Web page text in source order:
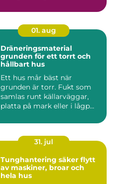
01. aug
Dräneringsmaterial
grunden för ett torrt och
hållbart hus
Ett hus mår bäst när
grunden är torr. Fukt som
samlas runt källarväggar,
platta på mark eller i lågp...
31. jul
Tunghantering säker flytt
av maskiner, broar och
hela hus